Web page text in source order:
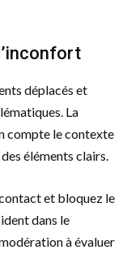
déplacés et
La
compte le contexte
éléments clairs.
et bloquez le
dans le
à évaluer